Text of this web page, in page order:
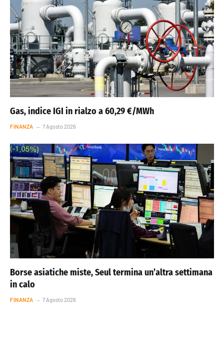
Gas, indice IGI in rialzo a 60,29 €/MWh
FINANZA 7 Agosto 2026
Borse asiatiche miste, Seul termina un’altra settimana
in calo
FINANZA 7 Agosto 2026